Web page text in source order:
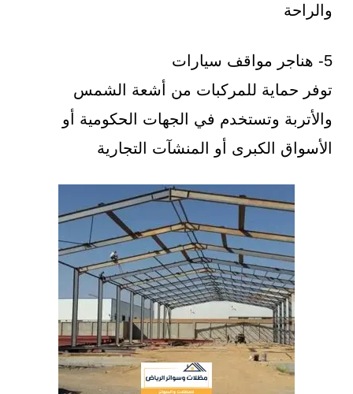
والراحة
5- هناجر مواقف سيارات
توفر حماية للمركبات من أشعة الشمس
والأتربة وتستخدم في الجهات الحكومية أو
الأسواق الكبرى أو المنشآت التجارية